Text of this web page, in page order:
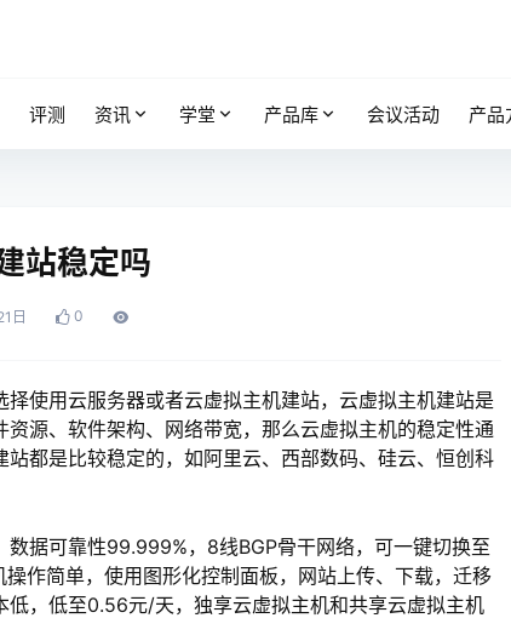
评测 资讯 学堂 产品库 会议活动 产品
站稳定吗
日 0
使用云服务器或者云虚拟主机建站，云虚拟主机建站是
源、软件架构、网络带宽，那么云虚拟主机的稳定性通
都是比较稳定的，如阿里云、西部数码、硅云、恒创科
据可靠性99.999%，8线BGP骨干网络，可一键切换至
操作简单，使用图形化控制面板，网站上传、下载，迁移
，低至0.56元/天，独享云虚拟主机和共享云虚拟主机